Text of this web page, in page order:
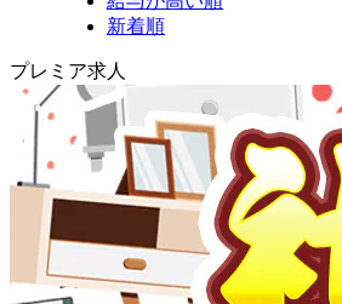
新着順
プレミア求人